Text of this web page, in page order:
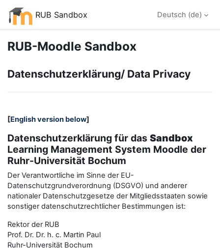
RUB Sandbox Deutsch ‎(de)‎
RUB-Moodle Sandbox
Datenschutzerklärung/ Data Privacy
[English version below]
Datenschutzerklärung für das Sandbox
Learning Management System Moodle der
Ruhr-Universität Bochum
Der Verantwortliche im Sinne der EU-
Datenschutzgrundverordnung (DSGVO) und anderer
nationaler Datenschutzgesetze der Mitgliedsstaaten sowie
sonstiger datenschutzrechtlicher Bestimmungen ist:
Rektor der RUB
Prof. Dr. Dr. h. c. Martin Paul
Ruhr-Universität Bochum